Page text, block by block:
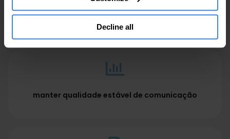
Decline all
poupar tempo em conteúdo de rotina
manter qualidade estável de comunicação